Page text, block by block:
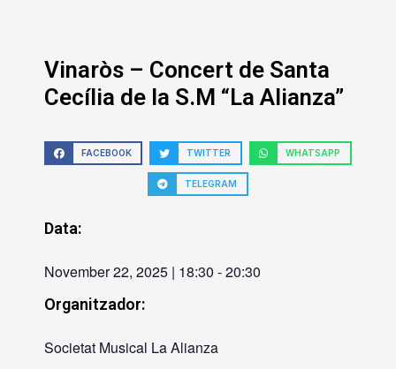
Vinaròs – Concert de Santa
Cecília de la S.M “La Alianza”
FACEBOOK TWITTER WHATSAPP
TELEGRAM
Data:
November 22, 2025 | 18:30 -20:30
Organitzador:
Societat Musical La Alianza